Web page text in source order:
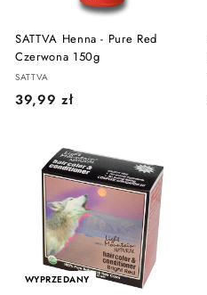
SATTVA Henna - Pure Red
Czerwona 150g
SATTVA
39,99 zł3
9
9
z
ł
WYPRZEDANY